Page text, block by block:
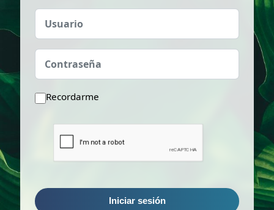
Usuario
Contraseña
Recordarme
Iniciar sesión